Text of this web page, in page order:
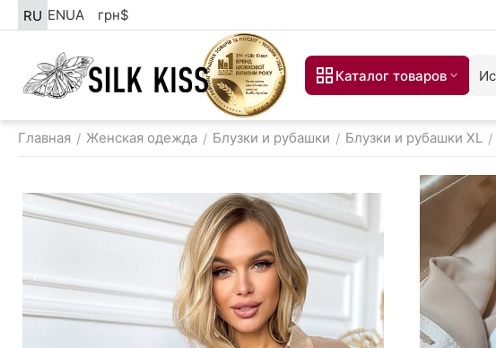
RU ENUA грн$
Каталог товаров
Главная / Женская одежда / Блузки и рубашки / Блузки и рубашки XL /